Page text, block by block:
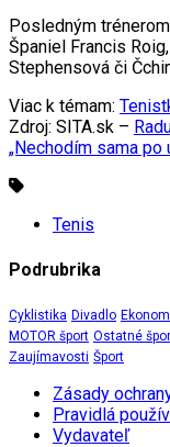
Posledným
Španiel Francis
Stephensová či
Viac k témam:
Zdroj: SITA.sk –
„Nechodím sama po
Tenis
Podrubrika
Cyklistika Divadlo
MOTOR šport Ostatné
Zaujímavosti Šport
Zásady
Pravidlá
Vydavateľ